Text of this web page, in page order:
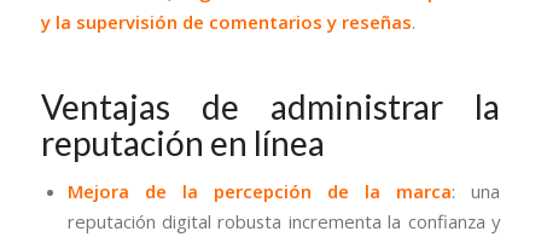
y la supervisión de comentarios y reseñas.
Ventajas de administrar la
reputación en línea
Mejora de la percepción de la marca: una
reputación digital robusta incrementa la confianza y